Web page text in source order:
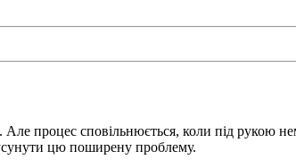
процес сповільнюється, коли під рукою
цю поширену проблему.